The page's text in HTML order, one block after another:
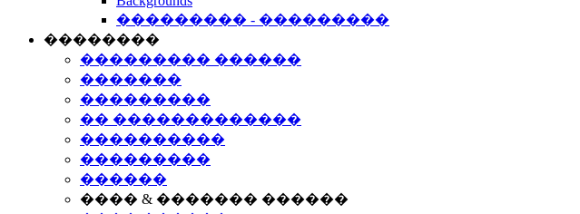
��������� - ���������
��������
��������� ������
�������
���������
�� �������������
����������
���������
������
���� & ������� ������